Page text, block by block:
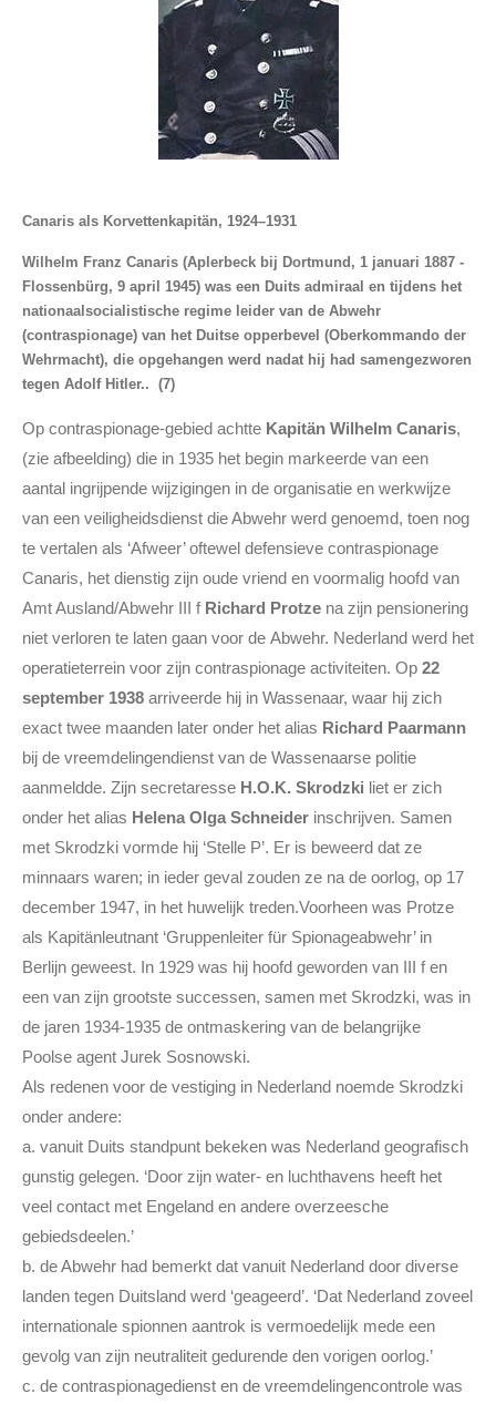
Canaris als Korvettenkapitän, 1924–1931
Wilhelm Franz Canaris (Aplerbeck bij Dortmund, 1 januari 1887 -
Flossenbürg, 9 april 1945) was een Duits admiraal en tijdens het
nationaalsocialistische regime leider van de Abwehr
(contraspionage) van het Duitse opperbevel (Oberkommando der
Wehrmacht), die opgehangen werd nadat hij had samengezworen
tegen Adolf Hitler.. (7)
Op contraspionage-gebied achtte Kapitän Wilhelm Canaris,
(zie afbeelding) die in 1935 het begin markeerde van een
aantal ingrijpende wijzigingen in de organisatie en werkwijze
van een veiligheidsdienst die Abwehr werd genoemd, toen nog
te vertalen als ‘Afweer’ oftewel defensieve contraspionage
Canaris, het dienstig zijn oude vriend en voormalig hoofd van
Amt Ausland/Abwehr III f Richard Protze na zijn pensionering
niet verloren te laten gaan voor de Abwehr. Nederland werd het
operatieterrein voor zijn contraspionage activiteiten. Op 22
september 1938 arriveerde hij in Wassenaar, waar hij zich
exact twee maanden later onder het alias Richard Paarmann
bij de vreemdelingendienst van de Wassenaarse politie
aanmeldde. Zijn secretaresse H.O.K. Skrodzki liet er zich
onder het alias Helena Olga Schneider inschrijven. Samen
met Skrodzki vormde hij ‘Stelle P’. Er is beweerd dat ze
minnaars waren; in ieder geval zouden ze na de oorlog, op 17
december 1947, in het huwelijk treden.Voorheen was Protze
als Kapitänleutnant ‘Gruppenleiter für Spionageabwehr’ in
Berlijn geweest. In 1929 was hij hoofd geworden van III f en
een van zijn grootste successen, samen met Skrodzki, was in
de jaren 1934-1935 de ontmaskering van de belangrijke
Poolse agent Jurek Sosnowski.
Als redenen voor de vestiging in Nederland noemde Skrodzki
onder andere:
a. vanuit Duits standpunt bekeken was Nederland geografisch
gunstig gelegen. ‘Door zijn water- en luchthavens heeft het
veel contact met Engeland en andere overzeesche
gebiedsdeelen.’
b. de Abwehr had bemerkt dat vanuit Nederland door diverse
landen tegen Duitsland werd ‘geageerd’. ‘Dat Nederland zoveel
internationale spionnen aantrok is vermoedelijk mede een
gevolg van zijn neutraliteit gedurende den vorigen oorlog.’
c. de contraspionagedienst en de vreemdelingencontrole was